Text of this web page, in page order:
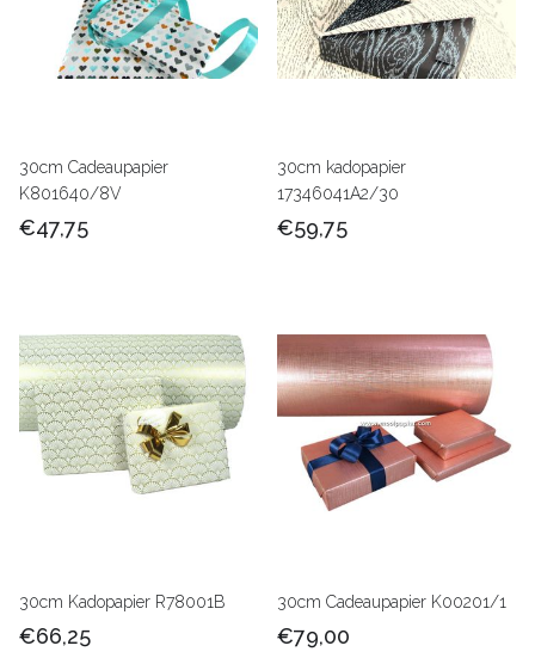
30cm Cadeaupapier
K801640/8V
€47,75
30cm kadopapier
17346041A2/30
€59,75
30cm Kadopapier R78001B
€66,25
30cm Cadeaupapier K00201/1
€79,00